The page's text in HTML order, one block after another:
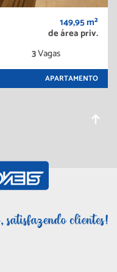
149,95 m²
de área priv.
3Vagas
APARTAMENTO